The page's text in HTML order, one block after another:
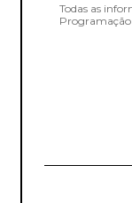
Todas as
Programação